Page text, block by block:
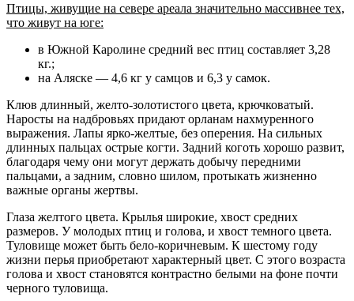
Птицы, живущие на севере ареала значительно массивнее тех,
что живут на юге:
в Южной Каролине средний вес птиц составляет 3,28
кг.;
на Аляске — 4,6 кг у самцов и 6,3 у самок.
Клюв длинный, желто-золотистого цвета, крючковатый.
Наросты на надбровьях придают орланам нахмуренного
выражения. Лапы ярко-желтые, без оперения. На сильных
длинных пальцах острые когти. Задний коготь хорошо развит,
благодаря чему они могут держать добычу передними
пальцами, а задним, словно шилом, протыкать жизненно
важные органы жертвы.
Глаза желтого цвета. Крылья широкие, хвост средних
размеров. У молодых птиц и голова, и хвост темного цвета.
Туловище может быть бело-коричневым. К шестому году
жизни перья приобретают характерный цвет. С этого возраста
голова и хвост становятся контрастно белыми на фоне почти
черного туловища.